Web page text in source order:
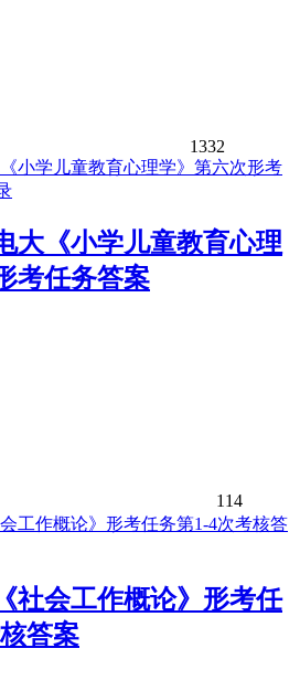
1332
大《小学儿童教育心理
考任务答案
114
社会工作概论》形考任
答案